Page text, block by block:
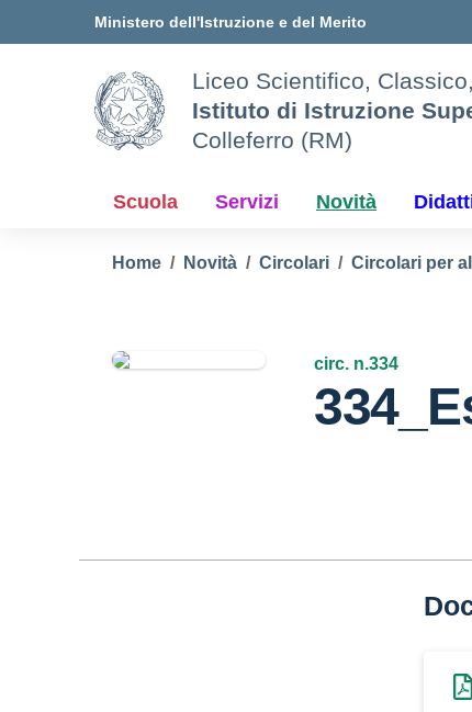
Ministero dell'Istruzione e del Merito
Liceo Scientifico,
Istituto di Istruzione
Colleferro (RM)
Scuola Servizi Novità
Home Novità Circolari Circolari per
circ. n.334